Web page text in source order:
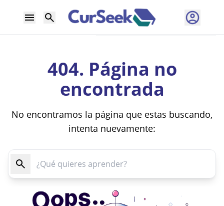
404. Página no
encontrada
No encontramos la página que estas buscando,
intenta nuevamente: